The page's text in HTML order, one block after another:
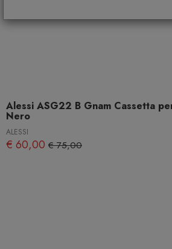
Alessi ASG22 B Gnam Cassetta
Nero
ALESSI
€ 60,00 € 75,00